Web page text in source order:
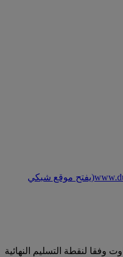
(يفتح موقع شبكي
وفقا لنقطة التسليم النهائية